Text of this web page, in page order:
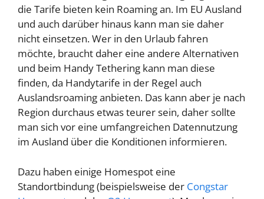
die Tarife bieten kein Roaming an. Im EU Ausland
und auch darüber hinaus kann man sie daher
nicht einsetzen. Wer in den Urlaub fahren
möchte, braucht daher eine andere Alternativen
und beim Handy Tethering kann man diese
finden, da Handytarife in der Regel auch
Auslandsroaming anbieten. Das kann aber je nach
Region durchaus etwas teurer sein, daher sollte
man sich vor eine umfangreichen Datennutzung
im Ausland über die Konditionen informieren.
Dazu haben einige Homespot eine
Standortbindung (beispielsweise der Congstar